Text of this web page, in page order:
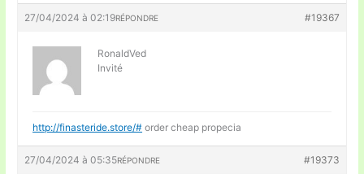
27/04/2024 à 02:19 #19367
RÉPONDRE
RonaldVed
Invité
http://finasteride.store/# order cheap propecia
27/04/2024 à 05:35 #19373
RÉPONDRE